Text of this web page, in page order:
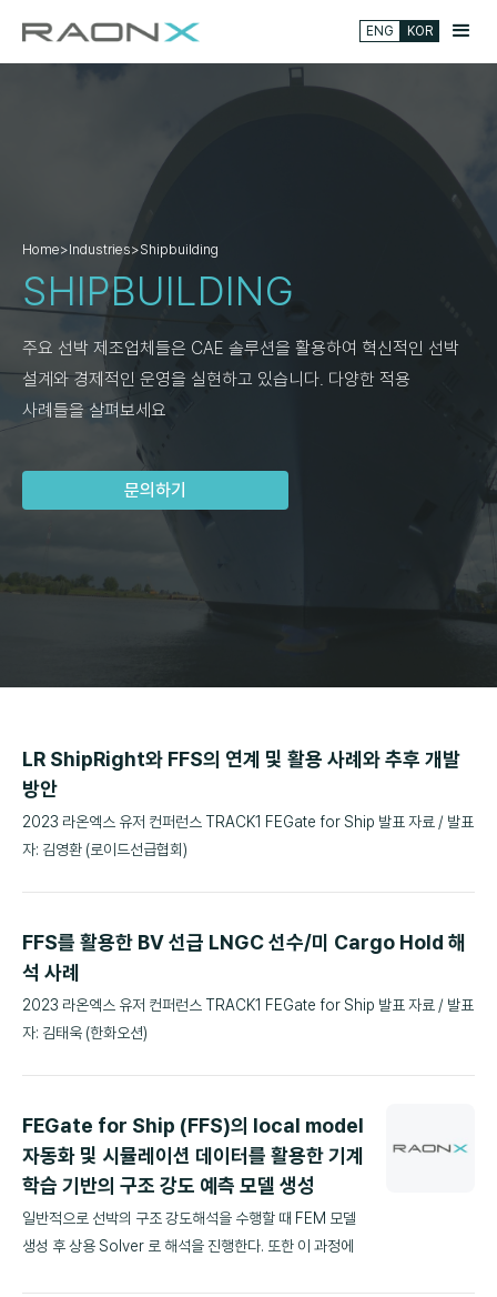
ENG KOR
Home>Industries>Shipbuilding
SHIPBUILDING
주요 선박 제조업체들은 CAE 솔루션을 활용하여 혁신적인 선박
설계와 경제적인 운영을 실현하고 있습니다. 다양한 적용
사례들을 살펴보세요
문의하기
LR ShipRight와 FFS의 연계 및 활용 사례와 추후 개발
방안
2023 라온엑스 유저 컨퍼런스 TRACK1 FEGate for Ship 발표 자료 / 발표
자: 김영환 (로이드선급협회)
FFS를 활용한 BV 선급 LNGC 선수/미 Cargo Hold 해
석 사례
2023 라온엑스 유저 컨퍼런스 TRACK1 FEGate for Ship 발표 자료 / 발표
자: 김태욱 (한화오션)
FEGate for Ship (FFS)의 local model
자동화 및 시뮬레이션 데이터를 활용한 기계
학습 기반의 구조 강도 예측 모델 생성
일반적으로 선박의 구조 강도해석을 수행할 때 FEM 모델
생성 후 상용 Solver 로 해석을 진행한다. 또한 이 과정에